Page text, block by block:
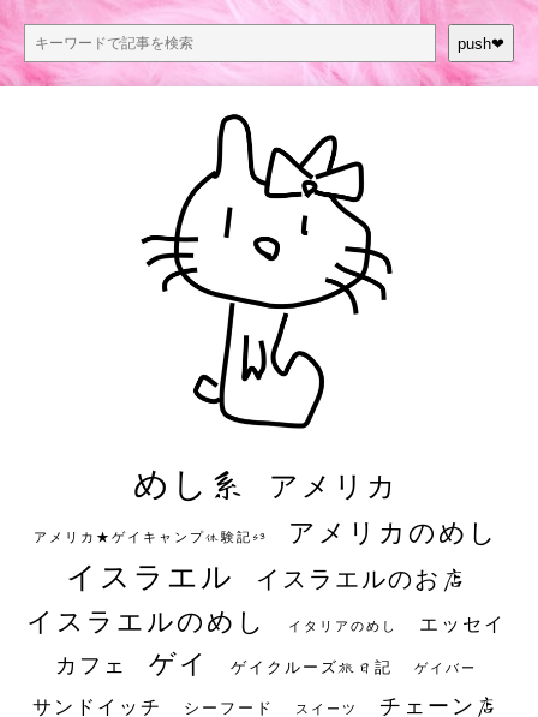
push❤︎
めし系 アメリカ
アメリカ★ゲイキャンプ体験記S3 アメリカのめし
イスラエル イスラエルのお店
イスラエルのめし イタリアのめし エッセイ
カフェ ゲイ ゲイクルーズ旅日記 ゲイバー
サンドイッチ シーフード スイーツ チェーン店